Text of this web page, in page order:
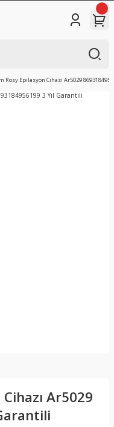
Rosy Epilasyon Cihazı Ar5029
Ar5029